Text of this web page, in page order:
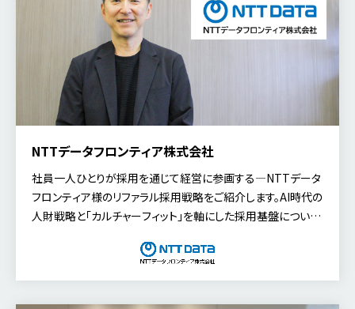
NTTデータフロンティア株式会社
社員一人ひとりが採用を通じて経営に参画する—NTTデータ
フロンティア様のリファラル採用戦略をご紹介します。AI時代の
人財戦略と「カルチャーフィット」を軸にした採用基盤につい